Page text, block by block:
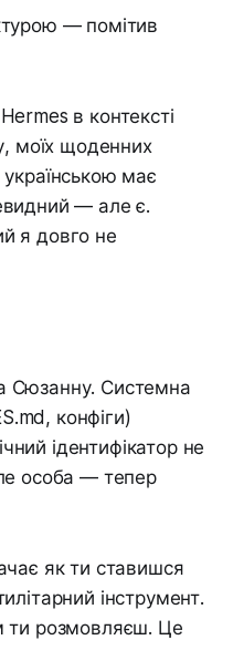
— помітив
в контексті
моїх щоденних
має
— але є.
я довго не
Сюзанну. Системна
конфіги)
ідентифікатор не
особа — тепер
як ти ставишся
інструмент.
ти розмовляєш. Це